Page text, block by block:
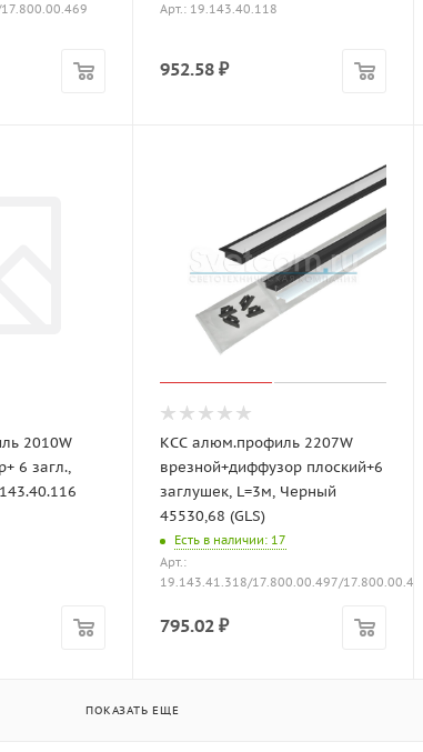
Арт.: 19.143.40.118
952.58 ₽
2010W
6 загл.,
КСС алюм.профиль 2207W
врезной+диффузор плоский+6
заглушек, L=3м, Черный
45530,68 (GLS)
Есть в наличии: 17
Арт.:
19.143.41.318/17.800.00.497/17.800.00.491
795.02 ₽
ПОКАЗАТЬ ЕЩЕ